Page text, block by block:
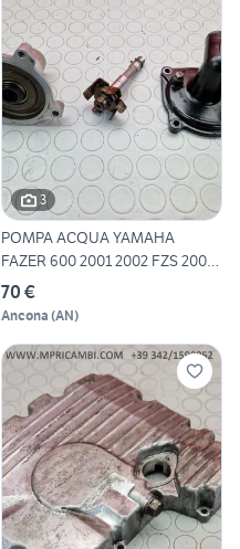
3
POMPA ACQUA YAMAHA
FAZER 600 2001 2002 FZS 2003
20
70 €
Ancona (AN)